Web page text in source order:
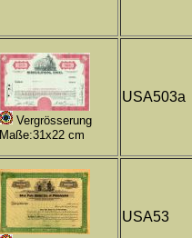
Vergrösserung
Maße:31x22 cm
USA503a
USA53